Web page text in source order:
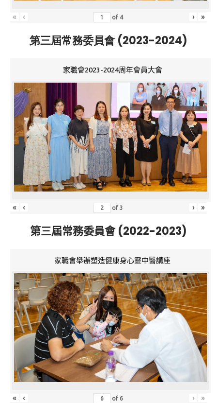
« ‹ of 4 › »
第三屆常務委員會 (2023-2024)
家職會2023-2024周年會員大會
« ‹ of3 › »
第三屆常務委員會 (2022-2023)
家職會舉辦塑造健康身心靈中醫講座
« ‹ of 6 › »